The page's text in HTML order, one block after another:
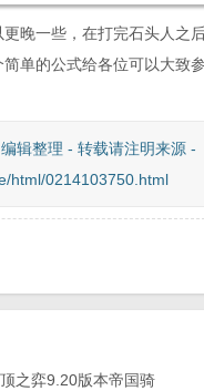
晚一些，在打完石头人之
单的公式给各位可以大致
编辑整理 - 转载请注明来源 -
html/0214103750.html
之弈9.20版本帝国骑